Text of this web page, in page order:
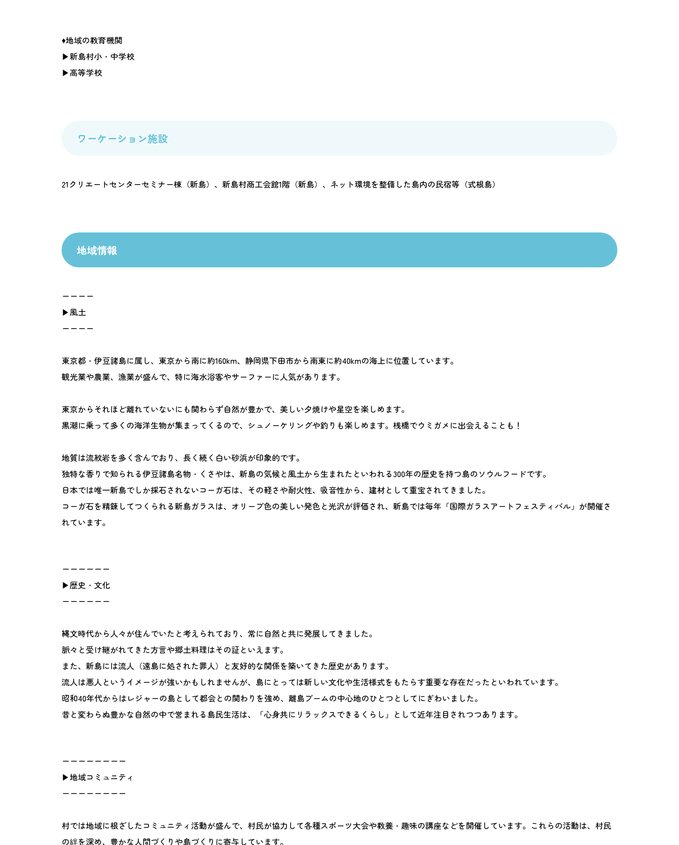
♦地域の教育機関
▶新島村小・中学校
▶高等学校
ワーケーション施設
21クリエートセンターセミナー棟（新島）、新島村商工会館1階（新島）、ネット環境を整備した島内の民宿等（式根島）
地域情報
ーーーー
▶風土
ーーーー
東京都・伊豆諸島に属し、東京から南に約160km、静岡県下田市から南東に約40kmの海上に位置しています。
観光業や農業、漁業が盛んで、特に海水浴客やサーファーに人気があります。
東京からそれほど離れていないにも関わらず自然が豊かで、美しい夕焼けや星空を楽しめます。
黒潮に乗って多くの海洋生物が集まってくるので、シュノーケリングや釣りも楽しめます。桟橋でウミガメに出会えることも！
地質は流紋岩を多く含んでおり、長く続く白い砂浜が印象的です。
独特な香りで知られる伊豆諸島名物・くさやは、新島の気候と風土から生まれたといわれる300年の歴史を持つ島のソウルフードです。
日本では唯一新島でしか採石されないコーガ石は、その軽さや耐火性、吸音性から、建材として重宝されてきました。
コーガ石を精錬してつくられる新島ガラスは、オリーブ色の美しい発色と光沢が評価され、新島では毎年「国際ガラスアートフェスティバル」が開催さ
れています。
ーーーーーー
▶歴史・文化
ーーーーーー
縄文時代から人々が住んでいたと考えられており、常に自然と共に発展してきました。
脈々と受け継がれてきた方言や郷土料理はその証といえます。
また、新島には流人（遠島に処された罪人）と友好的な関係を築いてきた歴史があります。
流人は悪人というイメージが強いかもしれませんが、島にとっては新しい文化や生活様式をもたらす重要な存在だったといわれています。
昭和40年代からはレジャーの島として都会との関わりを強め、離島ブームの中心地のひとつとしてにぎわいました。
昔と変わらぬ豊かな自然の中で営まれる島民生活は、「心身共にリラックスできるくらし」として近年注目されつつあります。
ーーーーーーーー
▶地域コミュニティ
ーーーーーーーー
村では地域に根ざしたコミュニティ活動が盛んで、村民が協力して各種スポーツ大会や教養・趣味の講座などを開催しています。これらの活動は、村民
の絆を深め、豊かな人間づくりや島づくりに寄与しています。